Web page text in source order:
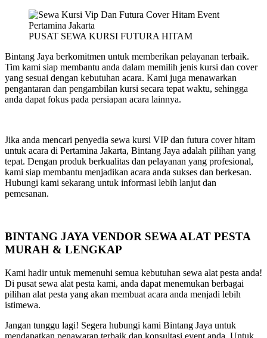
PUSAT SEWA KURSI FUTURA HITAM
Bintang Jaya berkomitmen untuk memberikan pelayanan terbaik.
Tim kami siap membantu anda dalam memilih jenis kursi dan cover
yang sesuai dengan kebutuhan acara. Kami juga menawarkan
pengantaran dan pengambilan kursi secara tepat waktu, sehingga
anda dapat fokus pada persiapan acara lainnya.
Jika anda mencari penyedia sewa kursi VIP dan futura cover hitam
untuk acara di Pertamina Jakarta, Bintang Jaya adalah pilihan yang
tepat. Dengan produk berkualitas dan pelayanan yang profesional,
kami siap membantu menjadikan acara anda sukses dan berkesan.
Hubungi kami sekarang untuk informasi lebih lanjut dan
pemesanan.
BINTANG JAYA VENDOR SEWA ALAT PESTA
MURAH & LENGKAP
Kami hadir untuk memenuhi semua kebutuhan sewa alat pesta anda!
Di pusat sewa alat pesta kami, anda dapat menemukan berbagai
pilihan alat pesta yang akan membuat acara anda menjadi lebih
istimewa.
Jangan tunggu lagi! Segera hubungi kami Bintang Jaya untuk